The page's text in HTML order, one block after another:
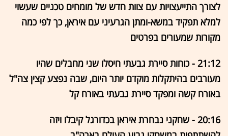
לצורך התייעצויות עם צוות חדש של מומחים טכניים שעשוי
למלא תפקיד במשא-ומתן הגרעיני עם איראן, כך לפי כמה
מקורות שמעורים בפרטים
21:12 - כוחות סיירת גבעתי חיסלו שני מחבלים שהיו
מעורבים בהיתקלות מוקדם יותר היום, שבה נפצע קצין צה"ל
באורח קשה ומפקד סיירת גבעתי באורח קל
20:16 - שחקני נבחרת איראן בכדורגל קיבלו ויזה